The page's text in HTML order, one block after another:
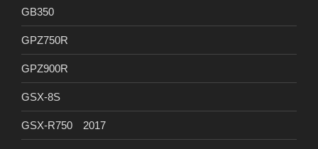
GB350
GPZ750R
GPZ900R
GSX-8S
GSX-R750 2017